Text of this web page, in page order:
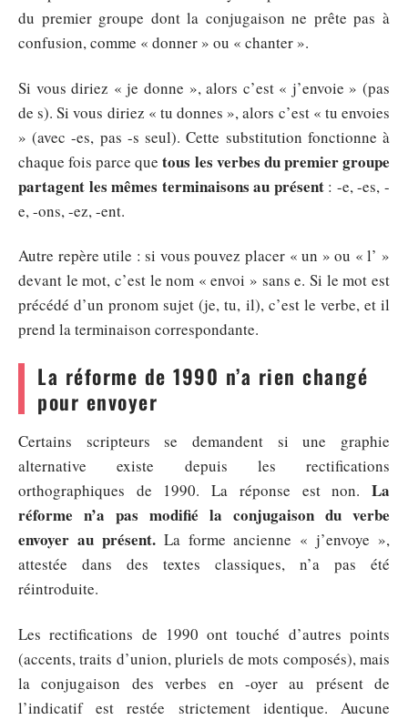
du premier groupe dont la conjugaison ne prête pas à
confusion, comme « donner » ou « chanter ».
Si vous diriez « je donne », alors c’est « j’envoie » (pas
de s). Si vous diriez « tu donnes », alors c’est « tu envoies
» (avec -es, pas -s seul). Cette substitution fonctionne à
chaque fois parce quetous les verbes du premier groupe
partagent les mêmes terminaisons au présent: -e, -es, -
e, -ons, -ez, -ent.
Autre repère utile : si vous pouvez placer « un » ou « l’ »
devant le mot, c’est le nom « envoi » sans e. Si le mot est
précédé d’un pronom sujet (je, tu, il), c’est le verbe, et il
prend la terminaison correspondante.
La réforme de 1990 n’a rien changé
pour envoyer
Certains scripteurs se demandent si une graphie
alternative existe depuis les rectifications
orthographiques de 1990. La réponse est non. La
réforme n’a pas modifié la conjugaison du verbe
envoyer au présent.La forme ancienne « j’envoye »,
attestée dans des textes classiques, n’a pas été
réintroduite.
Les rectifications de 1990 ont touché d’autres points
(accents, traits d’union, pluriels de mots composés), mais
la conjugaison des verbes en -oyer au présent de
l’indicatif est restée strictement identique. Aucune